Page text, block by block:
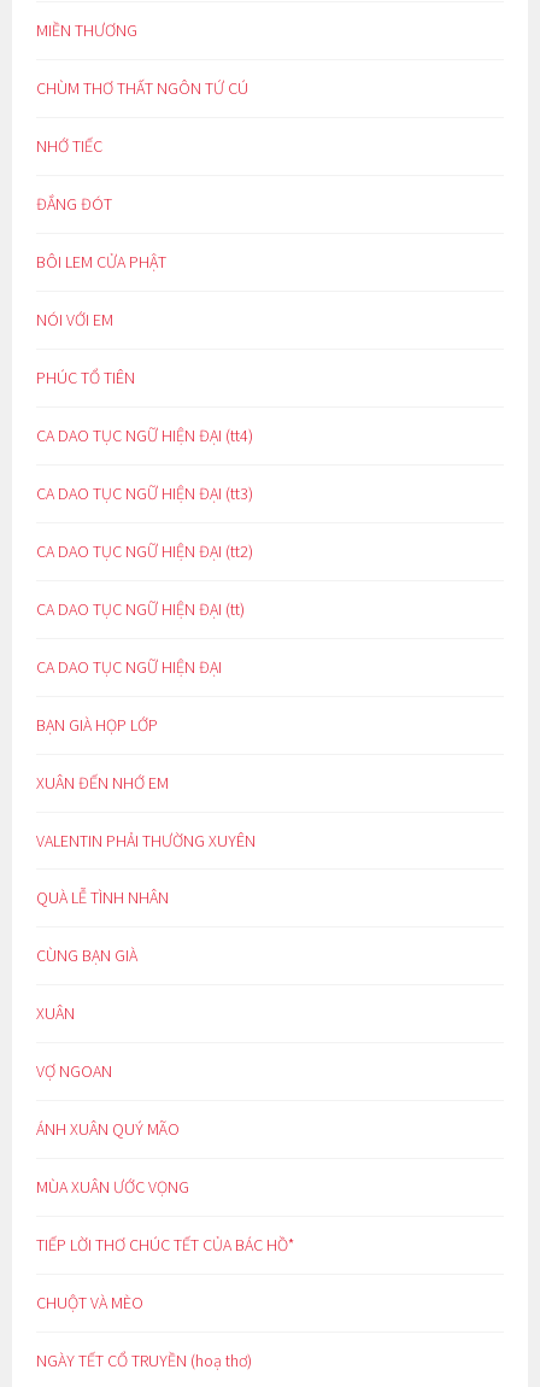
MIỀN THƯƠNG
CHÙM THƠ THẤT NGÔN TỨ CÚ
NHỚ TIẾC
ĐẮNG ĐÓT
BÔI LEM CỬA PHẬT
NÓI VỚI EM
PHÚC TỔ TIÊN
CA DAO TỤC NGỮ HIỆN ĐẠI (tt4)
CA DAO TỤC NGỮ HIỆN ĐẠI (tt3)
CA DAO TỤC NGỮ HIỆN ĐẠI (tt2)
CA DAO TỤC NGỮ HIỆN ĐẠI (tt)
CA DAO TỤC NGỮ HIỆN ĐẠI
BẠN GIÀ HỌP LỚP
XUÂN ĐẾN NHỚ EM
VALENTIN PHẢI THƯỜNG XUYÊN
QUÀ LỄ TÌNH NHÂN
CÙNG BẠN GIÀ
XUÂN
VỢ NGOAN
ÁNH XUÂN QUÝ MÃO
MÙA XUÂN ƯỚC VỌNG
TIẾP LỜI THƠ CHÚC TẾT CỦA BÁC HỒ*
CHUỘT VÀ MÈO
NGÀY TẾT CỔ TRUYỀN (hoạ thơ)